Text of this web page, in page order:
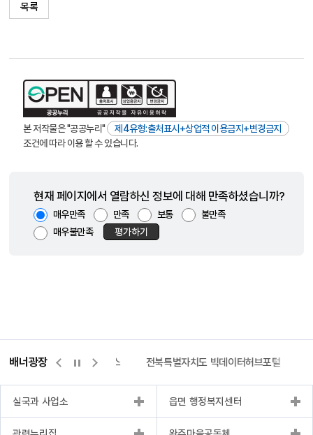
목록
본 저작물은 "공공누리"
제4유형:출처표시+상업적 이용금지+변경금지
조건에 따라 이용 할 수 있습니다.
현재 페이지에서 열람하신 정보에 대해 만족하셨습니까?
매우만족 만족 보통
불만족
매우불만족
평가하기
배너광장
량바로처리센터 위택스 전북특별자치도 빅데이터허브포털
실국과 사업소 읍면 행정복지센터